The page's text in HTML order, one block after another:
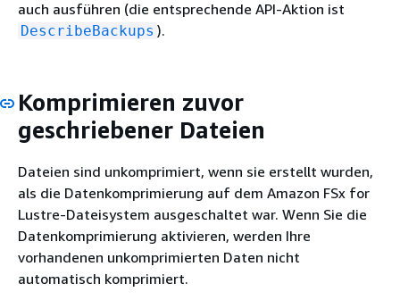
auch ausführen (die entsprechende API-Aktion ist
DescribeBackups ).
Komprimieren zuvor
geschriebener Dateien
Dateien sind unkomprimiert, wenn sie erstellt wurden,
als die Datenkomprimierung auf dem Amazon FSx for
Lustre-Dateisystem ausgeschaltet war. Wenn Sie die
Datenkomprimierung aktivieren, werden Ihre
vorhandenen unkomprimierten Daten nicht
automatisch komprimiert.